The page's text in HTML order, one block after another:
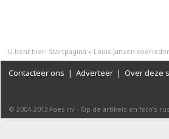
U bent hier: Startpagina » Louis Jansen
Contacteer ons | Adverteer | Over deze
© 2004-2013 Faes nv - Op de artikels en foto’s